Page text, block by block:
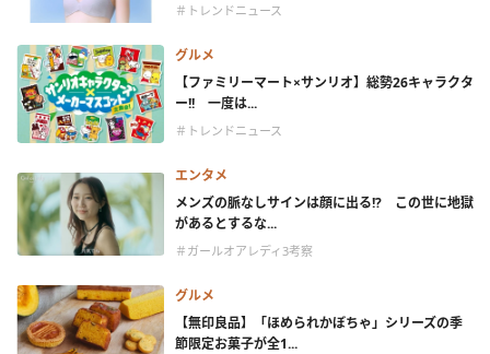
＃トレンドニュース
グルメ
【ファミリーマート×サンリオ】総勢26キャラクタ
ー!! 一度は...
＃トレンドニュース
エンタメ
メンズの脈なしサインは顔に出る!? この世に地獄
があるとするな...
＃ガールオアレディ3考察
グルメ
【無印良品】「ほめられかぼちゃ」シリーズの季
節限定お菓子が全1...